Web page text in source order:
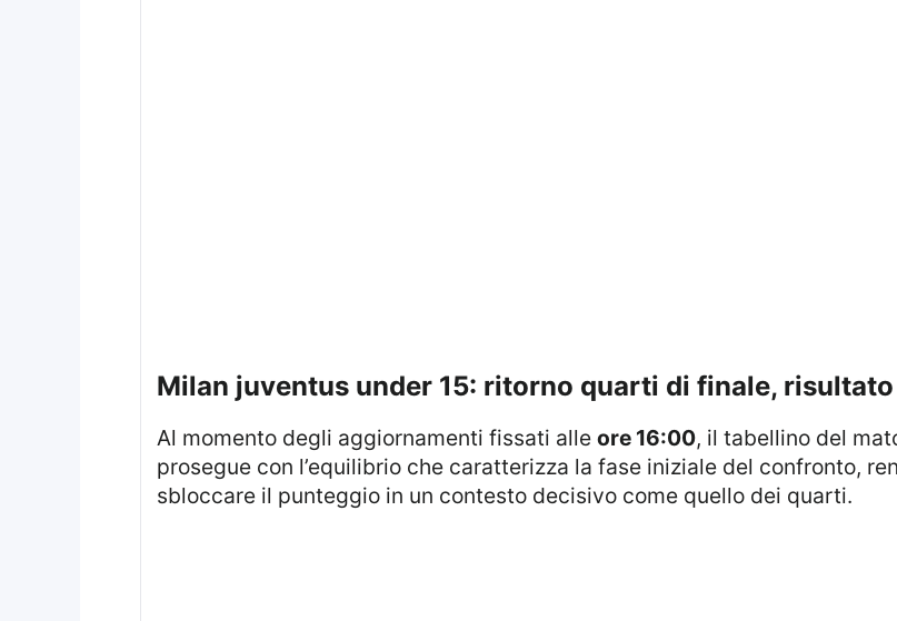
milan juventus under 15: ritorno quarti di finale,
Al momento degli aggiornamenti fissati alle ore 16:00, il tabellino del
prosegue con l’equilibrio che caratterizza la fase iniziale del confronto,
sbloccare il punteggio in un contesto decisivo come quello dei quarti.